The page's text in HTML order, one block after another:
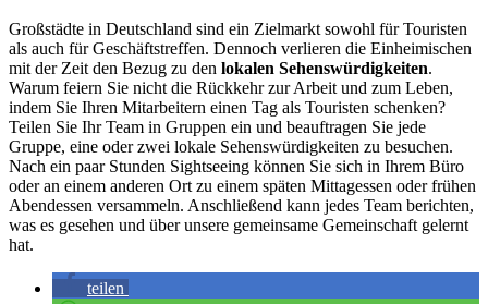
Großstädte in Deutschland sind ein Zielmarkt sowohl für Touristen
als auch für Geschäftstreffen. Dennoch verlieren die Einheimischen
mit der Zeit den Bezug zu den lokalen Sehenswürdigkeiten.
Warum feiern Sie nicht die Rückkehr zur Arbeit und zum Leben,
indem Sie Ihren Mitarbeitern einen Tag als Touristen schenken?
Teilen Sie Ihr Team in Gruppen ein und beauftragen Sie jede
Gruppe, eine oder zwei lokale Sehenswürdigkeiten zu besuchen.
Nach ein paar Stunden Sightseeing können Sie sich in Ihrem Büro
oder an einem anderen Ort zu einem späten Mittagessen oder frühen
Abendessen versammeln. Anschließend kann jedes Team berichten,
was es gesehen und über unsere gemeinsame Gemeinschaft gelernt
hat.
teilen